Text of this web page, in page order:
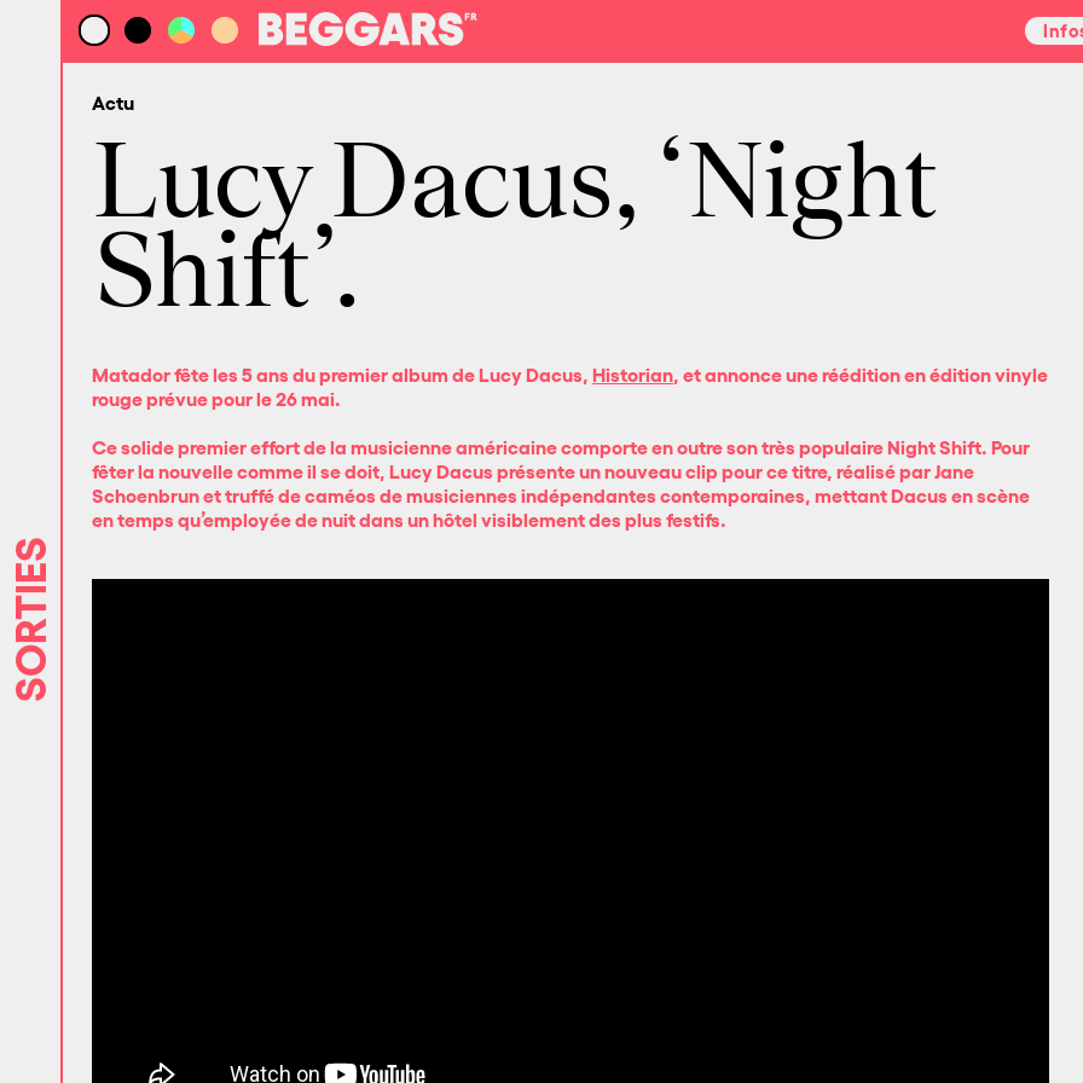
Actu
Lucy Dacus, ‘Night
Shift’.
Matador fête les 5 ans du premier album de Lucy Dacus, Historian, et annonce une réédition en édition vinyle
rouge prévue pour le 26 mai.
Ce solide premier effort de la musicienne américaine comporte en outre son très populaire Night Shift. Pour
fêter la nouvelle comme il se doit, Lucy Dacus présente un nouveau clip pour ce titre, réalisé par Jane
Schoenbrun et truffé de caméos de musiciennes indépendantes contemporaines, mettant Dacus en scène
en temps qu’employée de nuit dans un hôtel visiblement des plus festifs.
SORTIES